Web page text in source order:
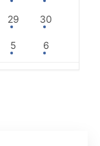
29 30
5 6